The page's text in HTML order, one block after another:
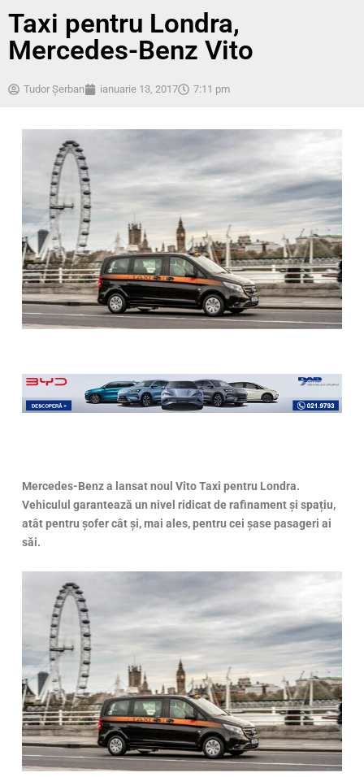
Taxi pentru Londra,
Mercedes-Benz Vito
Tudor Șerban ianuarie 13, 2017 7:11 pm
Mercedes-Benz a lansat noul Vito Taxi pentru Londra.
Vehiculul garantează un nivel ridicat de rafinament și spațiu,
atât pentru șofer cât și, mai ales, pentru cei șase pasageri ai
săi.